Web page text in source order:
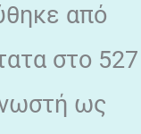
από
στο 527
ως